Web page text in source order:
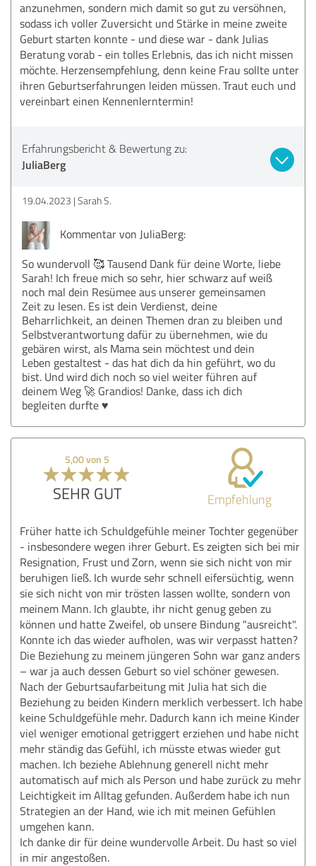
anzunehmen, sondern mich damit so gut zu versöhnen,
sodass ich voller Zuversicht und Stärke in meine zweite
Geburt starten konnte - und diese war - dank Julias
Beratung vorab - ein tolles Erlebnis, das ich nicht missen
möchte. Herzensempfehlung, denn keine Frau sollte unter
ihren Geburtserfahrungen leiden müssen. Traut euch und
vereinbart einen Kennenlerntermin!
Erfahrungsbericht & Bewertung zu:
JuliaBerg
19.04.2023 Sarah S.
Kommentar von JuliaBerg:
So wundervoll 🥰 Tausend Dank für deine Worte, liebe
Sarah! Ich freue mich so sehr, hier schwarz auf weiß
noch mal dein Resümee aus unserer gemeinsamen
Zeit zu lesen. Es ist dein Verdienst, deine
Beharrlichkeit, an deinen Themen dran zu bleiben und
Selbstverantwortung dafür zu übernehmen, wie du
gebären wirst, als Mama sein möchtest und dein
Leben gestaltest - das hat dich da hin geführt, wo du
bist. Und wird dich noch so viel weiter führen auf
deinem Weg 🚀 Grandios! Danke, dass ich dich
begleiten durfte ♥️
5,00 von 5
SEHR GUT Empfehlung
Früher hatte ich Schuldgefühle meiner Tochter gegenüber
- insbesondere wegen ihrer Geburt. Es zeigten sich bei mir
Resignation, Frust und Zorn, wenn sie sich nicht von mir
beruhigen ließ. Ich wurde sehr schnell eifersüchtig, wenn
sie sich nicht von mir trösten lassen wollte, sondern von
meinem Mann. Ich glaubte, ihr nicht genug geben zu
können und hatte Zweifel, ob unsere Bindung "ausreicht".
Konnte ich das wieder aufholen, was wir verpasst hatten?
Die Beziehung zu meinem jüngeren Sohn war ganz anders
– war ja auch dessen Geburt so viel schöner gewesen.
Nach der Geburtsaufarbeitung mit Julia hat sich die
Beziehung zu beiden Kindern merklich verbessert. Ich habe
keine Schuldgefühle mehr. Dadurch kann ich meine Kinder
viel weniger emotional getriggert erziehen und habe nicht
mehr ständig das Gefühl, ich müsste etwas wieder gut
machen. Ich beziehe Ablehnung generell nicht mehr
automatisch auf mich als Person und habe zurück zu mehr
Leichtigkeit im Alltag gefunden. Außerdem habe ich nun
Strategien an der Hand, wie ich mit meinen Gefühlen
umgehen kann.
Ich danke dir für deine wundervolle Arbeit. Du hast so viel
in mir angestoßen.